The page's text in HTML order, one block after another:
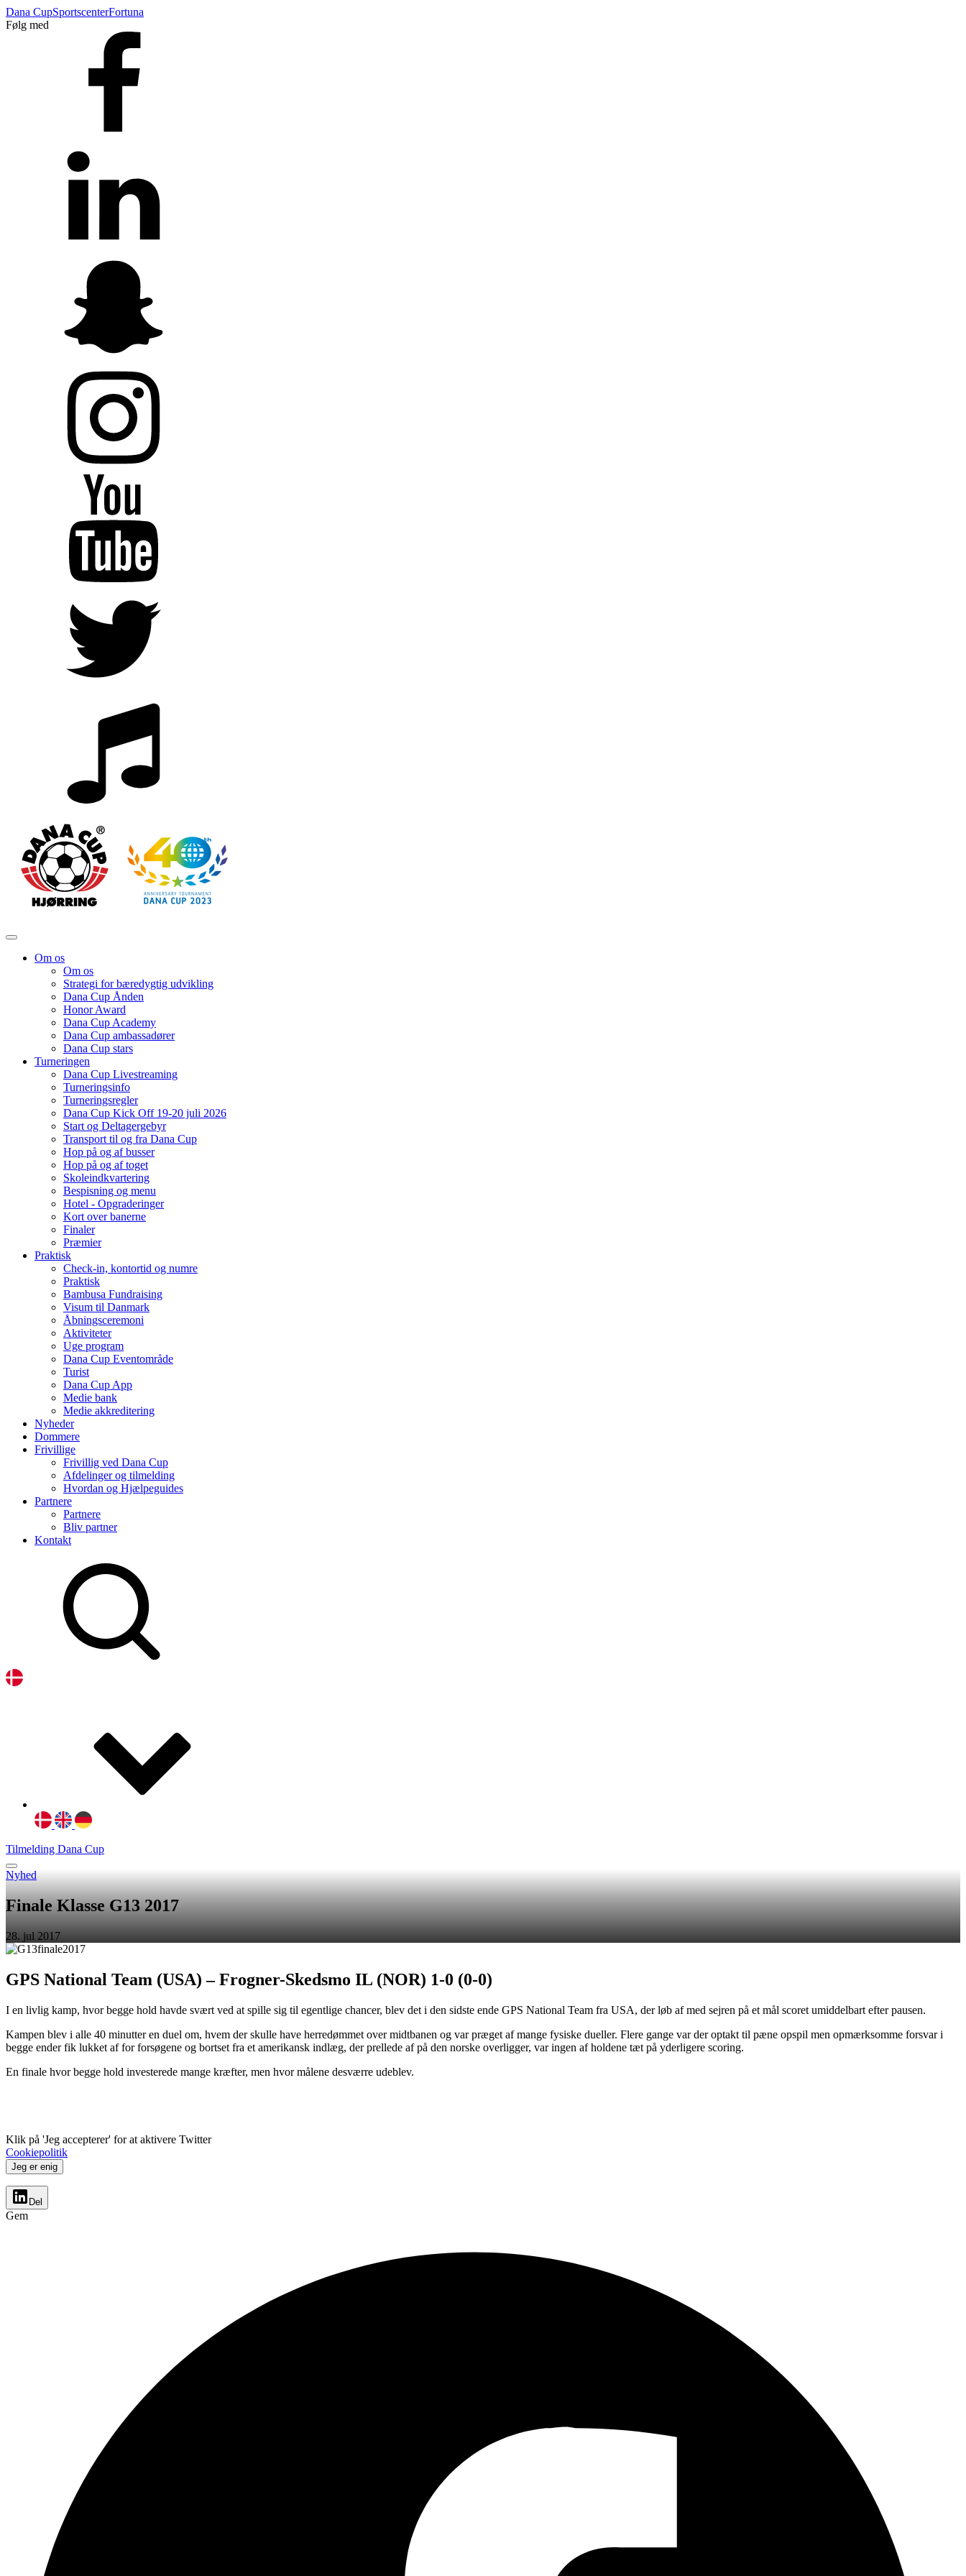
Dana CupSportscenterFortuna
Følg med
Om os
Om os
Strategi for bæredygtig udvikling
Dana Cup Ånden
Honor Award
Dana Cup Academy
Dana Cup ambassadører
Dana Cup stars
Turneringen
Dana Cup Livestreaming
Turneringsinfo
Turneringsregler
Dana Cup Kick Off 19-20 juli 2026
Start og Deltagergebyr
Transport til og fra Dana Cup
Hop på og af busser
Hop på og af toget
Skoleindkvartering
Bespisning og menu
Hotel - Opgraderinger
Kort over banerne
Finaler
Præmier
Praktisk
Check-in, kontortid og numre
Praktisk
Bambusa Fundraising
Visum til Danmark
Åbningsceremoni
Aktiviteter
Uge program
Dana Cup Eventområde
Turist
Dana Cup App
Medie bank
Medie akkreditering
Nyheder
Dommere
Frivillige
Frivillig ved Dana Cup
Afdelinger og tilmelding
Hvordan og Hjælpeguides
Partnere
Partnere
Bliv partner
Kontakt
Tilmelding Dana Cup
Nyhed
Finale Klasse G13 2017
28. jul 2017
GPS National Team (USA) – Frogner-Skedsmo IL (NOR) 1-0 (0-0)
I en livlig kamp, hvor begge hold havde svært ved at spille sig til egentlige chancer, blev det i den sidste ende GPS National Team fra USA, der løb af med sejren på et mål scoret umiddelbart efter pausen.
Kampen blev i alle 40 minutter en duel om, hvem der skulle have herredømmet over midtbanen og var præget af mange fysiske dueller. Flere gange var der optakt til pæne opspil men opmærksomme forsvar i
begge ender fik lukket af for forsøgene og bortset fra et amerikansk indlæg, der prellede af på den norske overligger, var ingen af holdene tæt på yderligere scoring.
En finale hvor begge hold investerede mange kræfter, men hvor målene desværre udeblev.
Klik på 'Jeg accepterer' for at aktivere Twitter
Cookiepolitik
Jeg er enig
Del
Gem